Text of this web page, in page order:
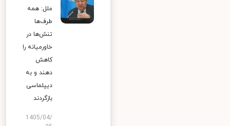
ملل: همه
طرف‌ها
تنش‌ها در
خاورمیانه را
کاهش
دهند و به
دیپلماسی
بازگردند
1405/04/